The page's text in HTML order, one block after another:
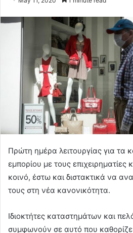
Πρώτη ημέρα λειτουργίας για τα
εμπορίου με τους επιχειρηματίες
κοινό, έστω και διστακτικά να
τους στη νέα κανονικότητα.
Ιδιοκτήτες καταστημάτων και
συμφωνούν σε αυτό που